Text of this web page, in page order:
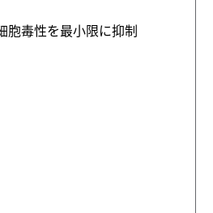
毒性を最小限に抑制